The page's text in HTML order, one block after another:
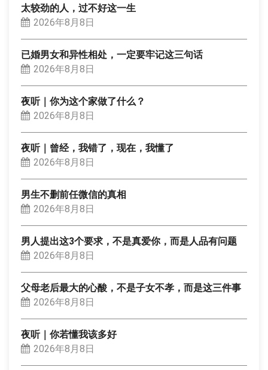
太较劲的人，过不好这一生
2026年8月8日
已婚男女和异性相处，一定要牢记这三句话
2026年8月8日
夜听｜你为这个家做了什么？
2026年8月8日
夜听｜曾经，我错了，现在，我懂了
2026年8月8日
男生不删前任微信的真相
2026年8月8日
男人提出这3个要求，不是真爱你，而是人品有问题
2026年8月8日
父母老后最大的心酸，不是子女不孝，而是这三件事
2026年8月8日
夜听｜你若懂我该多好
2026年8月8日